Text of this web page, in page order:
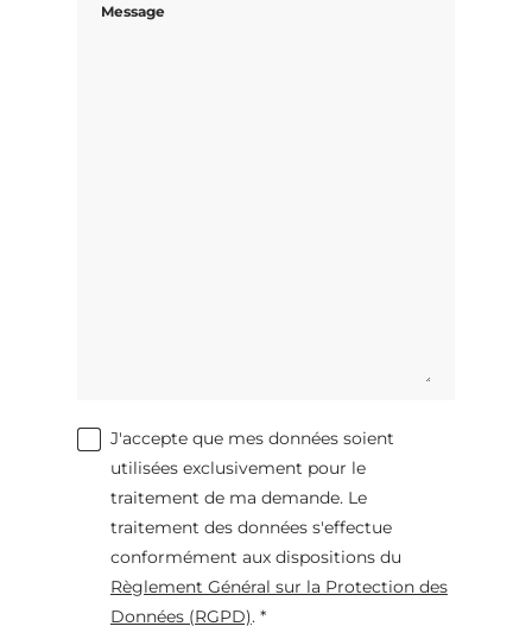
Message
J'accepte que mes données soient
utilisées exclusivement pour le
traitement de ma demande. Le
traitement des données s'effectue
conformément aux dispositions du
Règlement Général sur la Protection des
Données (RGPD). *